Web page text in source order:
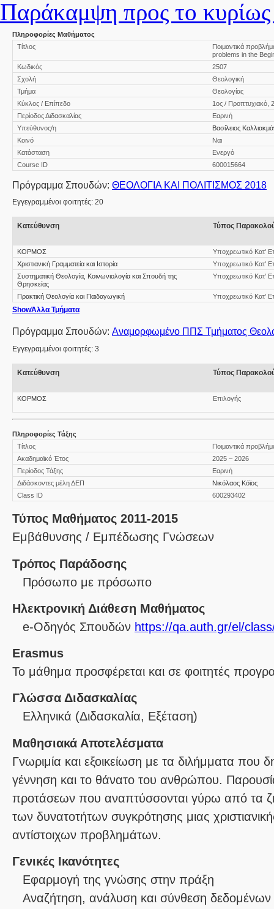
Παράκαμψη προς το κυρίως
Πληροφορίες Μαθήματος
Τίτλος
Ποιμαντικά
problems in the
Κωδικός
2507
Σχολή
Θεολογική
Τμήμα
Θεολογίας
Κύκλος / Επίπεδο
1ος / Προπτυχιακό,
Περίοδος Διδασκαλίας
Εαρινή
Υπεύθυνος/η
Βασίλειος
Κοινό
Ναι
Κατάσταση
Ενεργό
Course ID
600015664
Πρόγραμμα Σπουδών: ΘΕΟΛΟΓΙΑ ΚΑΙ ΠΟΛΙΤΙΣΜΟΣ 2018
Εγγεγραμμένοι φοιτητές: 20
Κατεύθυνση Τύπος
ΚΟΡΜΟΣ
Υποχρεωτικό Κατ'
Χριστιανική Γραμματεία και Ιστορία
Υποχρεωτικό Κατ'
Συστηματική Θεολογία, Κοινωνιολογία και Σπουδή της
Θρησκείας
Υποχρεωτικό Κατ'
Πρακτική Θεολογία και Παιδαγωγική Υποχρεωτικό Κατ'
ShowΆλλα Τμήματα
Πρόγραμμα Σπουδών:
Εγγεγραμμένοι φοιτητές: 3
Κατεύθυνση Τύπος
ΚΟΡΜΟΣ Επιλογής
Πληροφορίες Τάξης
Τίτλος
Ποιμαντικά
Ακαδημαϊκό Έτος
2025 – 2026
Περίοδος Τάξης
Εαρινή
Διδάσκοντες μέλη ΔΕΠ
Νικόλαος Κόϊος
Class ID
600293402
Τύπος Μαθήματος 2011-2015
Εμβάθυνσης / Εμπέδωσης Γνώσεων
Τρόπος Παράδοσης
Πρόσωπο με πρόσωπο
Ηλεκτρονική Διάθεση Μαθήματος
e-Οδηγός Σπουδών https://qa.auth.gr/el/
Erasmus
Το μάθημα προσφέρεται και σε φοιτητές
Γλώσσα Διδασκαλίας
Ελληνικά (Διδασκαλία, Εξέταση)
Μαθησιακά Αποτελέσματα
Γνωριμία και εξοικείωση με τα διλήμματα που
γέννηση και το θάνατο του ανθρώπου.
προτάσεων που αναπτύσσονται γύρω από τα
των δυνατοτήτων συγκρότησης μιας
αντίστοιχων προβλημάτων.
Γενικές Ικανότητες
Εφαρμογή της γνώσης στην πράξη
Αναζήτηση, ανάλυση και σύνθεση